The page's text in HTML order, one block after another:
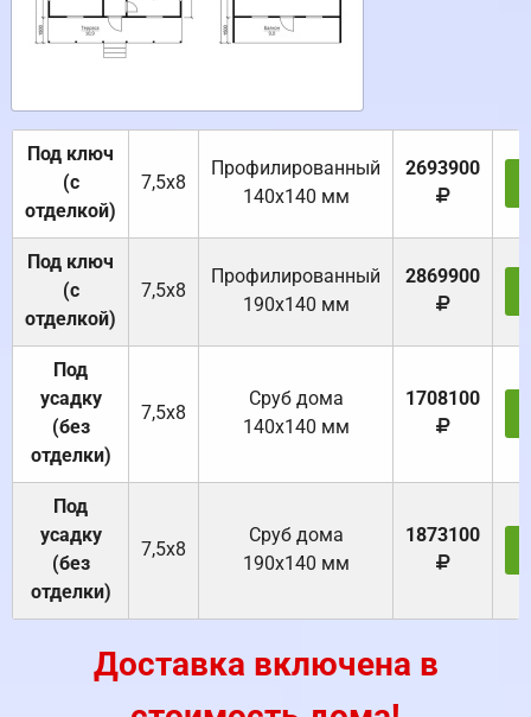
Под ключ
(с
отделкой)
7,5х8
Профилированный
140х140 мм
2693900
Под ключ
(с
отделкой)
7,5х8
Профилированный
190х140 мм
2869900
Под
усадку
(без
отделки)
7,5х8
Cруб дома
140х140 мм
1708100
Под
усадку
(без
отделки)
7,5х8
Cруб дома
190х140 мм
1873100
Доставка включена в